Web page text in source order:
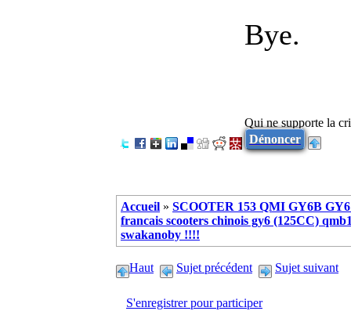
Bye.
Qui ne supporte la
Dénoncer
Accueil » SCOOTER 153 QMI GY6B
francais scooters chinois gy6 (125CC)
swakanoby !!!!
Haut Sujet précédent Sujet suivant
S'enregistrer pour participer